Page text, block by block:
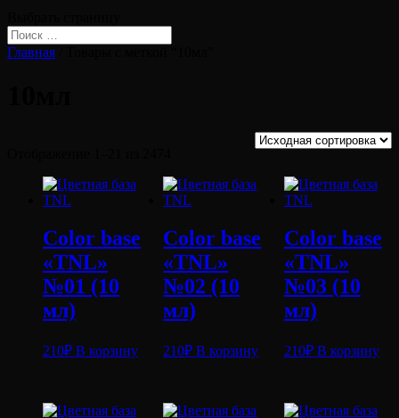
Главная
Color base
«TNL»
№01 (10
мл)
210₽ В корзину
Color base
«TNL»
№02 (10
мл)
210₽ В корзину
Color base
«TNL»
№03 (10
мл)
210₽ В корзину